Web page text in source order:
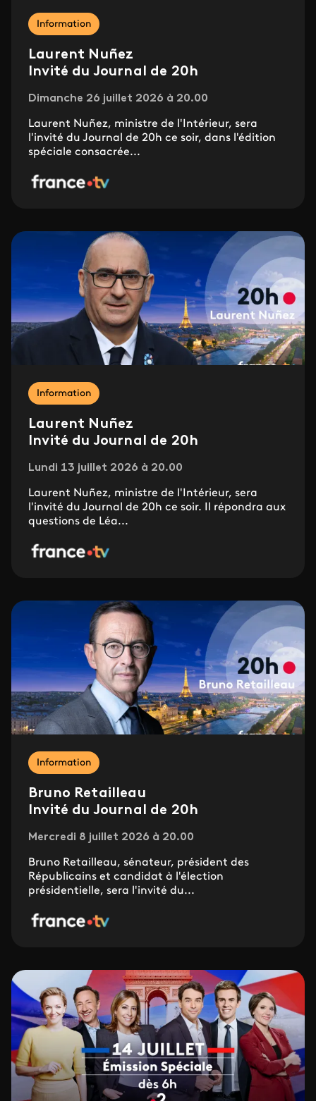
Information
Laurent Nuñez
Invité du Journal de 20h
Dimanche 26 juillet 2026 à 20.00
Laurent Nuñez, ministre de l'Intérieur, sera
l'invité du Journal de 20h ce soir, dans l'édition
spéciale consacrée...
Information
Laurent Nuñez
Invité du Journal de 20h
Lundi 13 juillet 2026 à 20.00
Laurent Nuñez, ministre de l'Intérieur, sera
l'invité du Journal de 20h ce soir. Il répondra aux
questions de Léa...
Information
Bruno Retailleau
Invité du Journal de 20h
Mercredi 8 juillet 2026 à 20.00
Bruno Retailleau, sénateur, président des
Républicains et candidat à l'élection
présidentielle, sera l'invité du...